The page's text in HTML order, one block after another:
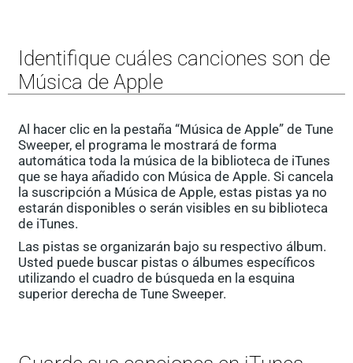
Identifique cuáles canciones son de
Música de Apple
Al hacer clic en la pestaña “Música de Apple” de Tune
Sweeper, el programa le mostrará de forma
automática toda la música de la biblioteca de iTunes
que se haya añadido con Música de Apple. Si cancela
la suscripción a Música de Apple, estas pistas ya no
estarán disponibles o serán visibles en su biblioteca
de iTunes.
Las pistas se organizarán bajo su respectivo álbum.
Usted puede buscar pistas o álbumes específicos
utilizando el cuadro de búsqueda en la esquina
superior derecha de Tune Sweeper.